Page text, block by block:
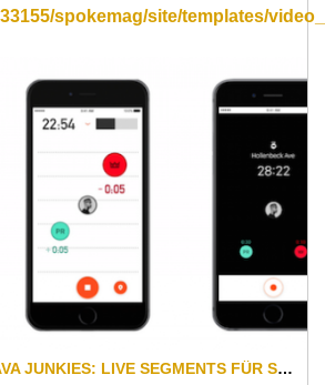
spokemag/site/templates/
FÜR ALLE STRAVA JUNKIES: LIVE SEGMENTS FÜR SMARTPHONE UND GARMIN